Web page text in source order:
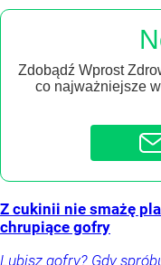
Zdobądź Wprost
co najważniejsze
Z cukinii nie smażę
chrupiące gofry
Lubisz gofry? Gdy